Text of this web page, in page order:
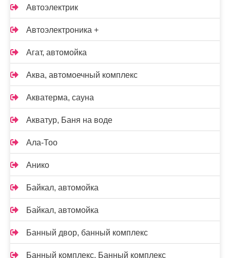
Автоэлектрик
Автоэлектроника +
Агат, автомойка
Аква, автомоечный комплекс
Акватерма, сауна
Акватур, Баня на воде
Ала-Тоо
Анико
Байкал, автомойка
Байкал, автомойка
Банный двор, банный комплекс
Банный комплекс, Банный комплекс